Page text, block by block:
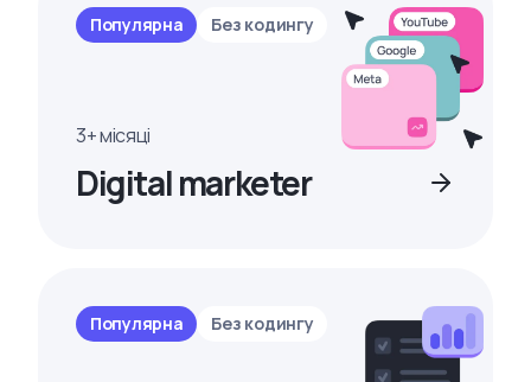
Популярна Без кодингу
3+ місяці
Digital marketer
Популярна Без кодингу